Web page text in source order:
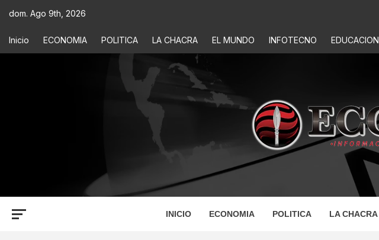
dom. Ago 9th, 2026
Inicio ECONOMIA POLITICA LA CHACRA EL MUNDO INFOTECNO EDUCACION
ECONOMIS
INICIO ECONOMIA POLITICA LA CHACRA